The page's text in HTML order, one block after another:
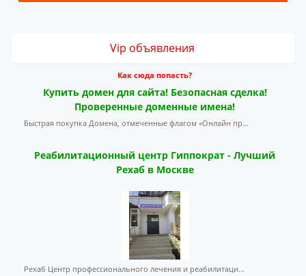
Vip объявления
Как сюда попасть?
Купить домен для сайта! Безопасная сделка!
Проверенные доменные имена!
Быстрая покупка Домена, отмеченные флагом «Онлайн пр...
Реабилитационный центр Гиппократ - Лучший
Рехаб в Москве
Рехаб Центр профессионального лечения и реабилитаци...